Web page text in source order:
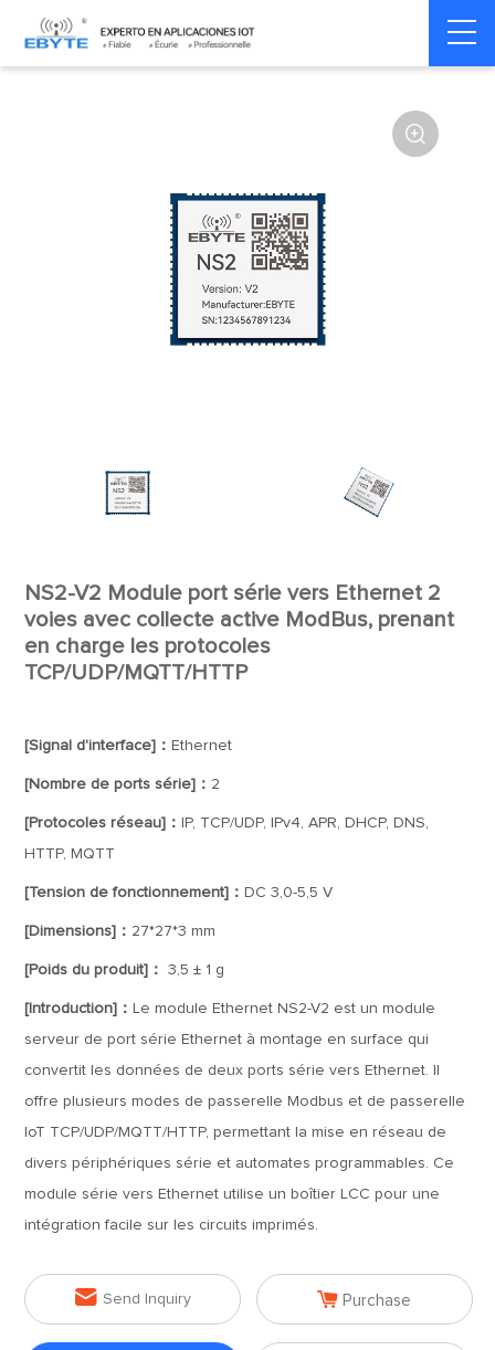
Home > Modem > Serial server/Ethernet Ethernet module

NS2-V2 Module port série vers Ethernet 2
voies avec collecte active ModBus, prenant
en charge les protocoles
TCP/UDP/MQTT/HTTP
[Signal d'interface]： Ethernet
[Nombre de ports série]： 2
[Protocoles réseau]：
IP, TCP/UDP, IPv4, APR, DHCP, DNS,
HTTP, MQTT
[Tension de fonctionnement]： DC 3,0-5,5 V
[Dimensions]： 27*27*3 mm
[Poids du produit]： 3,5 ± 1 g
[Introduction]： Le module Ethernet NS2-V2 est un module
serveur de port série Ethernet à montage en surface qui
convertit les données de deux ports série vers Ethernet. Il
offre plusieurs modes de passerelle Modbus et de passerelle
IoT TCP/UDP/MQTT/HTTP, permettant la mise en réseau de
divers périphériques série et automates programmables. Ce
module série vers Ethernet utilise un boîtier LCC pour une
intégration facile sur les circuits imprimés.
 Send Inquiry  Purchase